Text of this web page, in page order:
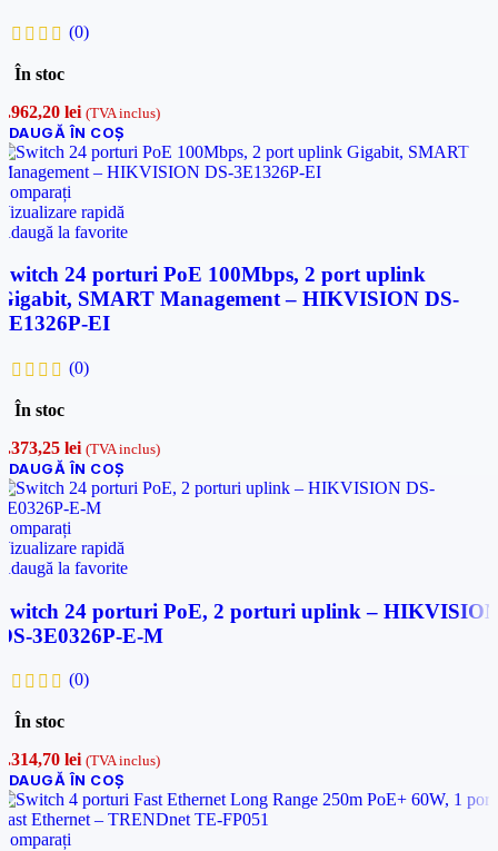
(0)
În stoc
lei (TVA inclus)
ÎN COȘ
rapidă
la favorite
24 porturi PoE 100Mbps, 2 port uplink
SMART Management – HIKVISION DS-
EI
(0)
În stoc
lei (TVA inclus)
ÎN COȘ
rapidă
la favorite
24 porturi PoE, 2 porturi uplink –
3E0326P-E-M
(0)
În stoc
lei (TVA inclus)
ÎN COȘ